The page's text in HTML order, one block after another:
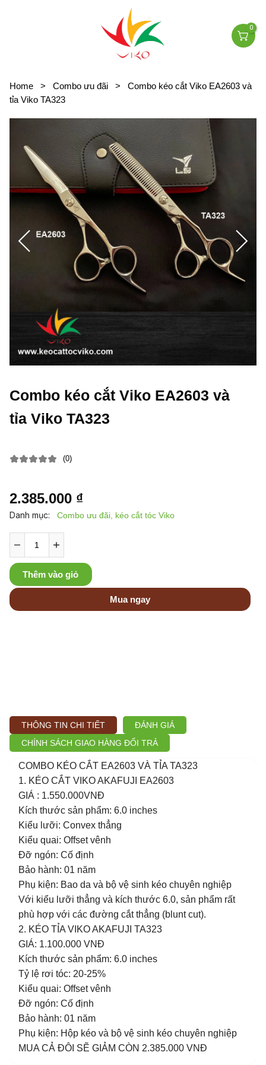
0
Home > Combo ưu đãi >
Combo kéo cắt Viko EA2603 và
tỉa Viko TA323
Combo kéo cắt Viko EA2603 và
tỉa Viko TA323
(0)
2.385.000 ₫
Thêm vào giỏ
Mua ngay
Danh mục: Combo ưu đãi, kéo cắt tóc Viko
THÔNG TIN CHI TIẾT
ĐÁNH GIÁ
CHÍNH SÁCH GIAO HÀNG ĐỔI TRẢ
COMBO KÉO CẮT EA2603 VÀ TỈA TA323
1. KÉO CẮT VIKO AKAFUJI EA2603
GIÁ : 1.550.000VNĐ
Kích thước sản phẩm: 6.0 inches
Kiểu lưỡi: Convex thẳng
Kiểu quai: Offset vênh
Đỡ ngón: Cố định
Bảo hành: 01 năm
Phụ kiện: Bao da và bộ vệ sinh kéo chuyên nghiệp
Với kiểu lưỡi thẳng và kích thước 6.0, sản phẩm rất
phù hợp với các đường cắt thẳng (blunt cut).
2. KÉO TỈA VIKO AKAFUJI TA323
GIÁ: 1.100.000 VNĐ
Kích thước sản phẩm: 6.0 inches
Tỷ lệ rơi tóc: 20-25%
Kiểu quai: Offset vênh
Đỡ ngón: Cố định
Bảo hành: 01 năm
Phụ kiện: Hộp kéo và bộ vệ sinh kéo chuyên nghiệp
MUA CẢ ĐÔI SẼ GIẢM CÒN 2.385.000 VNĐ